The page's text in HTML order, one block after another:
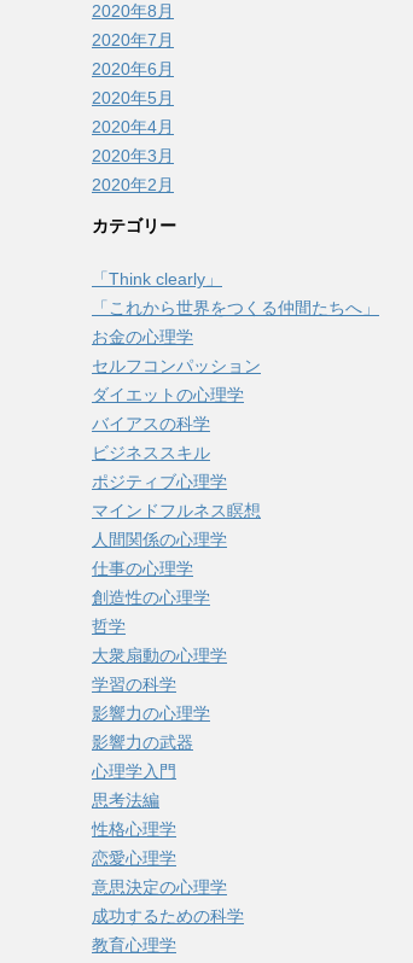
2020年8月
2020年7月
2020年6月
2020年5月
2020年4月
2020年3月
2020年2月
カテゴリー
「Think clearly」
「これから世界をつくる仲間たちへ」
お金の心理学
セルフコンパッション
ダイエットの心理学
バイアスの科学
ビジネススキル
ポジティブ心理学
マインドフルネス瞑想
人間関係の心理学
仕事の心理学
創造性の心理学
哲学
大衆扇動の心理学
学習の科学
影響力の心理学
影響力の武器
心理学入門
思考法編
性格心理学
恋愛心理学
意思決定の心理学
成功するための科学
教育心理学